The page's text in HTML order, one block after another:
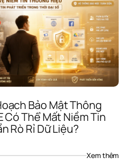
Bảo Mật Thông
Có Thể Mất Niềm Tin
Rò Rỉ Dữ Liệu?
Xem thêm: